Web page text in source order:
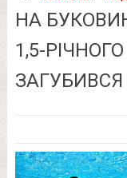
НА
1,5-
ЗАГУБИВСЯ